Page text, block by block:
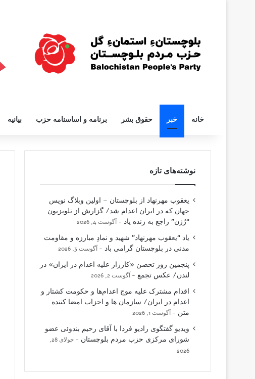
خانه خبر حقوق بشر برنامه و اساسنامه حزب بیانیه
نوشته‌های تازه
یعقوب مهرنهاد از بلوچستان – اولین وبلاگ نویس
جهان که در ایران اعدام شد/ گزارش از تلویزیون
“رُژن” راجع به زنده یاد
آگوست 4, 2026
یاد “یعقوب مهرنهاد” شهید و نمادِ مبارزه و مقاومت
مدنی در بلوچستان گرامی باد
آگوست 3, 2026
پنجمین روز تحصن «کارزار علیه اعدام در ایران» در
لندن/ عکس تجمع
آگوست 2, 2026
اقدام مشترک علیه موج اعدام‌ها و حکومت کشتار و
اعدام در ایران/ سازمان ها و احزاب امضا کننده
متن
آگوست 1, 2026
ویدیو گفتگوی رادیو فردا با آقای رحیم بندوئی عضو
شورای مرکزی حزب مردم بلوچستان
جولای 28,
2026